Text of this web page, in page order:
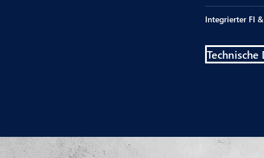
Integrierter FI
Technische